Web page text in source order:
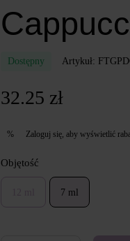
Dostępny Artykuł:
32.25 zł
% Zaloguj się , aby wyświetlić
Objętość
7 ml